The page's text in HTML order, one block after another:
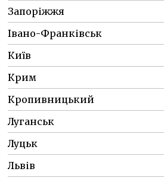
Запоріжжя
Івано-Франківськ
Київ
Крим
Кропивницький
Луганськ
Луцьк
Львів